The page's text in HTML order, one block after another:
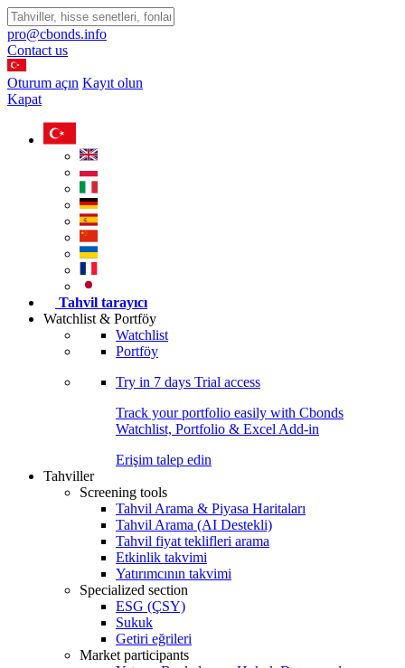
pro@cbonds.info
Contact us
Oturum açın Kayıt olun
Kapat
Tahvil tarayıcı
Watchlist & Portföy
Watchlist
Portföy
Try in 7 days Trial access
Track your portfolio easily with Cbonds
Watchlist, Portfolio & Excel Add-in
Erişim talep edin
Tahviller
Screening tools
Tahvil Arama & Piyasa Haritaları
Tahvil Arama (AI Destekli)
Tahvil fiyat teklifleri arama
Etkinlik takvimi
Yatırımcının takvimi
Specialized section
ESG (ÇSY)
Sukuk
Getiri eğrileri
Market participants